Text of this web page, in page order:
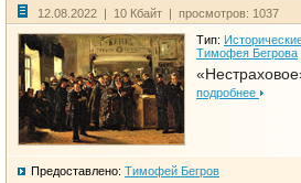
12.08.2022 | 10 Кбайт | просмотров: 1037
Тип:
Тимофея Бегрова
подробнее
Предоставлено: Тимофей Бегров